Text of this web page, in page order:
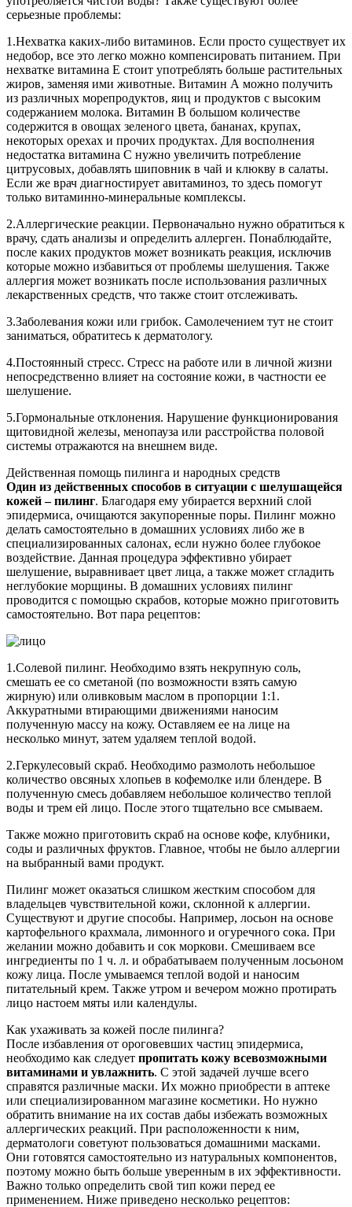
серьезные проблемы:
1.Нехватка каких-либо витаминов. Если просто существует их
недобор, все это легко можно компенсировать питанием. При
нехватке витамина Е стоит употреблять больше растительных
жиров, заменяя ими животные. Витамин А можно получить
из различных морепродуктов, яиц и продуктов с высоким
содержанием молока. Витамин В большом количестве
содержится в овощах зеленого цвета, бананах, крупах,
некоторых орехах и прочих продуктах. Для восполнения
недостатка витамина С нужно увеличить потребление
цитрусовых, добавлять шиповник в чай и клюкву в салаты.
Если же врач диагностирует авитаминоз, то здесь помогут
только витаминно-минеральные комплексы.
2.Аллергические реакции. Первоначально нужно обратиться к
врачу, сдать анализы и определить аллерген. Понаблюдайте,
после каких продуктов может возникать реакция, исключив
которые можно избавиться от проблемы шелушения. Также
аллергия может возникать после использования различных
лекарственных средств, что также стоит отслеживать.
3.Заболевания кожи или грибок. Самолечением тут не стоит
заниматься, обратитесь к дерматологу.
4.Постоянный стресс. Стресс на работе или в личной жизни
непосредственно влияет на состояние кожи, в частности ее
шелушение.
5.Гормональные отклонения. Нарушение функционирования
щитовидной железы, менопауза или расстройства половой
системы отражаются на внешнем виде.
Действенная помощь пилинга и народных средств
Один из действенных способов в ситуации с шелушащейся
кожей – пилинг. Благодаря ему убирается верхний слой
эпидермиса, очищаются закупоренные поры. Пилинг можно
делать самостоятельно в домашних условиях либо же в
специализированных салонах, если нужно более глубокое
воздействие. Данная процедура эффективно убирает
шелушение, выравнивает цвет лица, а также может сгладить
неглубокие морщины. В домашних условиях пилинг
проводится с помощью скрабов, которые можно приготовить
самостоятельно. Вот пара рецептов:
1.Солевой пилинг. Необходимо взять некрупную соль,
смешать ее со сметаной (по возможности взять самую
жирную) или оливковым маслом в пропорции 1:1.
Аккуратными втирающими движениями наносим
полученную массу на кожу. Оставляем ее на лице на
несколько минут, затем удаляем теплой водой.
2.Геркулесовый скраб. Необходимо размолоть небольшое
количество овсяных хлопьев в кофемолке или блендере. В
полученную смесь добавляем небольшое количество теплой
воды и трем ей лицо. После этого тщательно все смываем.
Также можно приготовить скраб на основе кофе, клубники,
соды и различных фруктов. Главное, чтобы не было аллергии
на выбранный вами продукт.
Пилинг может оказаться слишком жестким способом для
владельцев чувствительной кожи, склонной к аллергии.
Существуют и другие способы. Например, лосьон на основе
картофельного крахмала, лимонного и огуречного сока. При
желании можно добавить и сок моркови. Смешиваем все
ингредиенты по 1 ч. л. и обрабатываем полученным лосьоном
кожу лица. После умываемся теплой водой и наносим
питательный крем. Также утром и вечером можно протирать
лицо настоем мяты или календулы.
Как ухаживать за кожей после пилинга?
После избавления от ороговевших частиц эпидермиса,
необходимо как следует пропитать кожу всевозможными
витаминами и увлажнить. С этой задачей лучше всего
справятся различные маски. Их можно приобрести в аптеке
или специализированном магазине косметики. Но нужно
обратить внимание на их состав дабы избежать возможных
аллергических реакций. При расположенности к ним,
дерматологи советуют пользоваться домашними масками.
Они готовятся самостоятельно из натуральных компонентов,
поэтому можно быть больше уверенным в их эффективности.
Важно только определить свой тип кожи перед ее
применением. Ниже приведено несколько рецептов: